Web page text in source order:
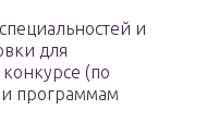
и
для
(по
программам